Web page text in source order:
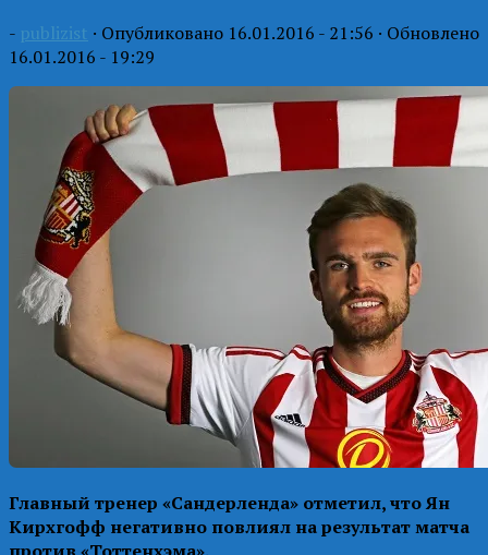
- publizist · Опубликовано 16.01.2016 - 21:56 · Обновлено
16.01.2016 - 19:29
Главный тренер «Сандерленда» отметил, что Ян
Кирхгофф негативно повлиял на результат матча